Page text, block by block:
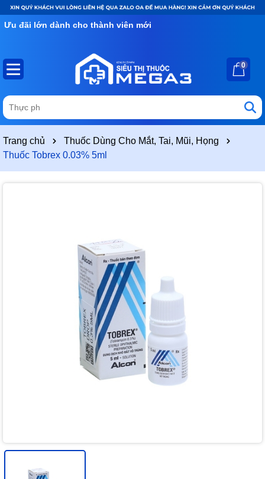
Ưu đãi lớn dành cho thành viên mới
0
Trang chủ
Thuốc Dùng Cho Mắt, Tai, Mũi, Họng
Thuốc Tobrex 0.03% 5ml